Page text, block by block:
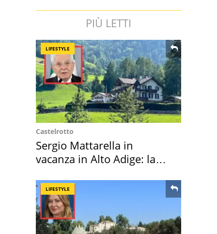
PIÙ LETTI
LIFESTYLE
Castelrotto
Sergio Mattarella in
vacanza in Alto Adige: la
LIFESTYLE